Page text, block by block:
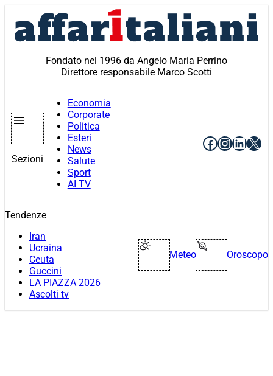
contenuto
Fondato nel 1996 da Angelo Maria Perrino
Direttore responsabile Marco Scotti
Sezioni
Economia
Corporate
Politica
Esteri
News
Salute
Sport
AI TV
Facebook
X
Tendenze
Iran
Ucraina
Ceuta
Guccini
LA PIAZZA 2026
Ascolti tv
Meteo Oroscopo